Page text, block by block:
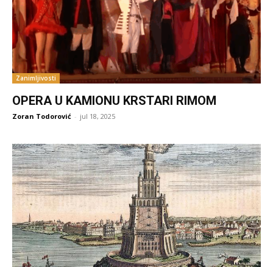
Zanimljivosti
OPERA U KAMIONU KRSTARI RIMOM
Zoran Todorović - jul 18, 2025